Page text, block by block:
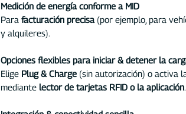
Medición de energía conforme a MID
Para facturación precisa (por ejemplo, para
y alquileres).
Opciones flexibles para iniciar & detener la
Elige Plug & Charge (sin autorización) o activa
mediante lector de tarjetas RFID o la aplicación.